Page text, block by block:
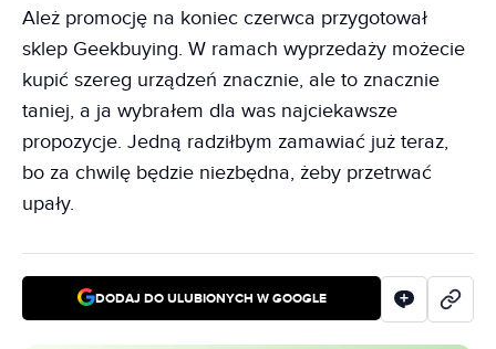
Ależ promocję na koniec czerwca przygotował
sklep Geekbuying. W ramach wyprzedaży możecie
kupić szereg urządzeń znacznie, ale to znacznie
taniej, a ja wybrałem dla was najciekawsze
propozycje. Jedną radziłbym zamawiać już teraz,
bo za chwilę będzie niezbędna, żeby przetrwać
upały.
DODAJ DO ULUBIONYCH W GOOGLE